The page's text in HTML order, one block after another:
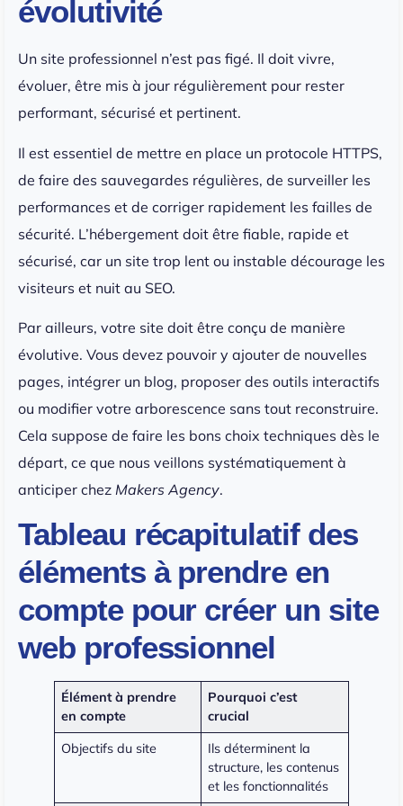
évolutivité
Un site professionnel n’est pas figé. Il doit vivre,
évoluer, être mis à jour régulièrement pour rester
performant, sécurisé et pertinent.
Il est essentiel de mettre en place un protocole HTTPS,
de faire des sauvegardes régulières, de surveiller les
performances et de corriger rapidement les failles de
sécurité. L’hébergement doit être fiable, rapide et
sécurisé, car un site trop lent ou instable décourage les
visiteurs et nuit au SEO.
Par ailleurs, votre site doit être conçu de manière
évolutive. Vous devez pouvoir y ajouter de nouvelles
pages, intégrer un blog, proposer des outils interactifs
ou modifier votre arborescence sans tout reconstruire.
Cela suppose de faire les bons choix techniques dès le
départ, ce que nous veillons systématiquement à
anticiper chez Makers Agency.
Tableau récapitulatif des
éléments à prendre en
compte pour créer un site
web professionnel
Élément à prendre
en compte
Pourquoi c’est
crucial
Objectifs du site
Ils déterminent la
structure, les contenus
et les fonctionnalités